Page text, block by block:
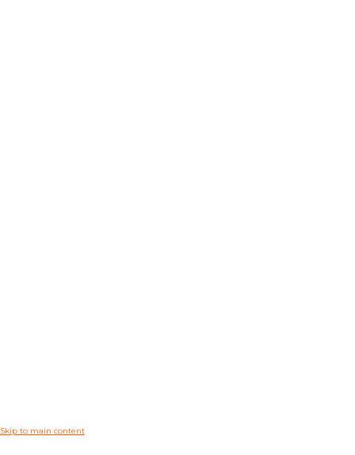
Skip to main content